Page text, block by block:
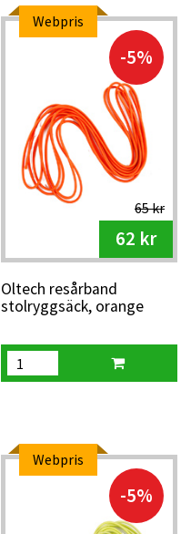
Webpris
-5%
65 kr
62 kr
Oltech resårband
stolryggsäck, orange
Webpris
-5%